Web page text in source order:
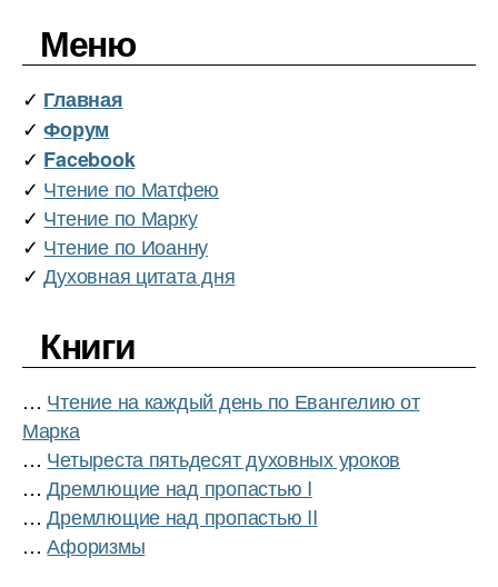
Меню
✓ Главная
✓Форум
✓ Facebook
✓ Чтение по Матфею
✓ Чтение по Марку
✓ Чтение по Иоанну
✓Духовная цитата дня
Книги
… Чтение на каждый день по Евангелию от
Марка
… Четыреста пятьдесят духовных уроков
…Дремлющие над пропастью I
…Дремлющие над пропастью II
…Афоризмы